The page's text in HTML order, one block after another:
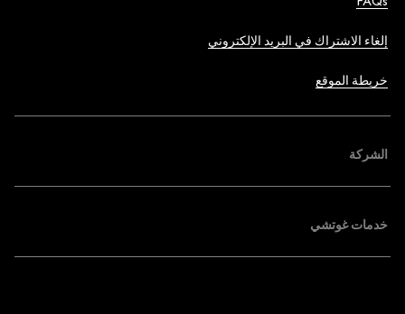
إلغاء الاشتراك في البريد الإلكتروني
خريطة الموقع
الشركة
خدمات غوتشي